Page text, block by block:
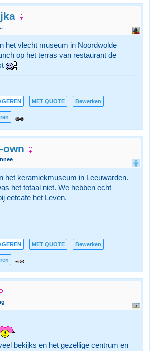
het vlecht museum in Noordwolde
op het terras van restaurant de
MET QUOTE Bewerken
own
het keramiekmuseum in Leeuwarden.
het totaal niet. We hebben echt
eetcafe het Leven.
MET QUOTE Bewerken
bekijks en het gezellige centrum en